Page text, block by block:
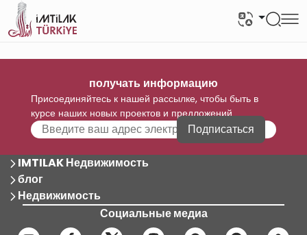
получать информацию
Присоединяйтесь к нашей рассылке, чтобы быть в
курсе наших новых проектов и предложений
Подписаться
IMTILAK Недвижимость
блог
Недвижимость
Социальные медиа